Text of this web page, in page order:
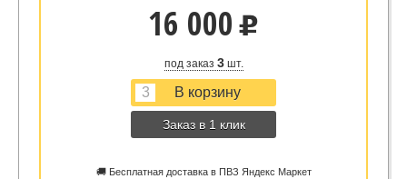
16 000 u
под заказ 3шт.
Заказ в 1 клик
🚚 Бесплатная доставка в ПВЗ Яндекс Маркет